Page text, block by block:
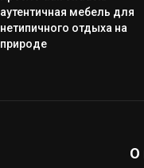
аутентичная мебель для
нетипичного отдыха на
природе
О